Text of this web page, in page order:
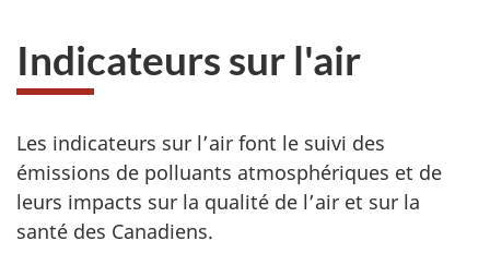
Indicateurs sur l'air
Les indicateurs sur l’air font le suivi des
émissions de polluants atmosphériques et de
leurs impacts sur la qualité de l’air et sur la
santé des Canadiens.